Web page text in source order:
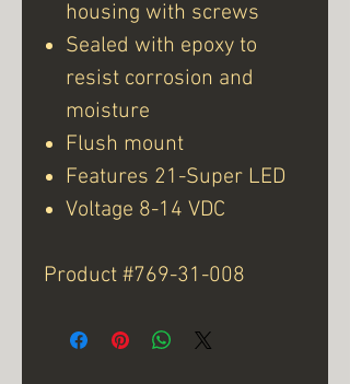
housing with screws
Sealed with epoxy to
resist corrosion and
moisture
Flush mount
Features 21-Super LED
Voltage 8-14 VDC
Product #769-31-008